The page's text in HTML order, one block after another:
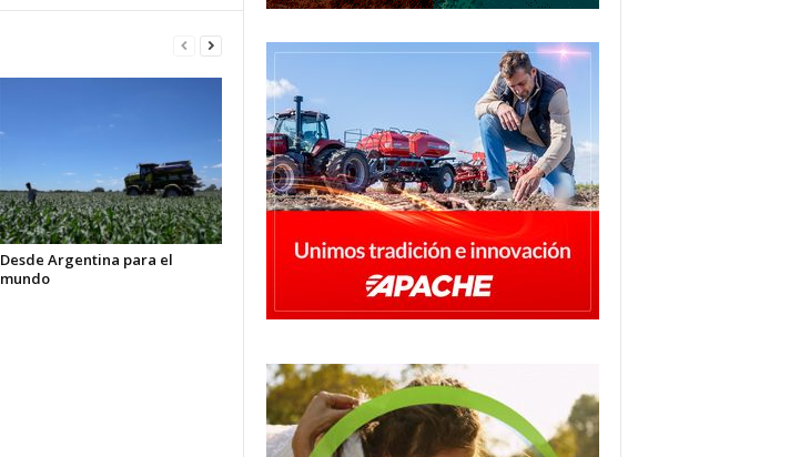
Desde Argentina para el
mundo